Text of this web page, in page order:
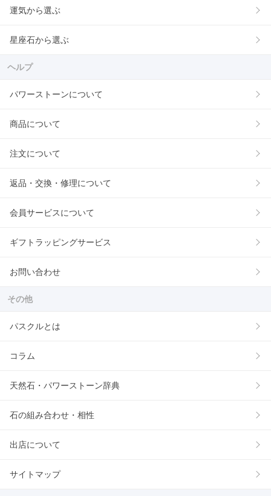
運気から選ぶ
星座石から選ぶ
ヘルプ
パワーストーンについて
商品について
注文について
返品・交換・修理について
会員サービスについて
ギフトラッピングサービス
お問い合わせ
その他
パスクルとは
コラム
天然石・パワーストーン辞典
石の組み合わせ・相性
出店について
サイトマップ